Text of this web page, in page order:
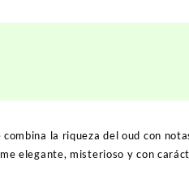
combina la riqueza del oud con
elegante, misterioso y con